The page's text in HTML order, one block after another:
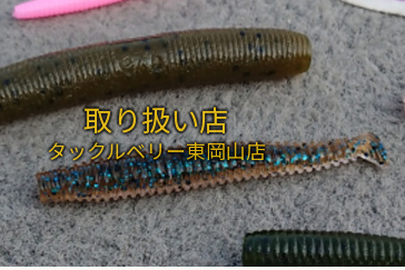
取り扱い店
タックルベリー東岡山店